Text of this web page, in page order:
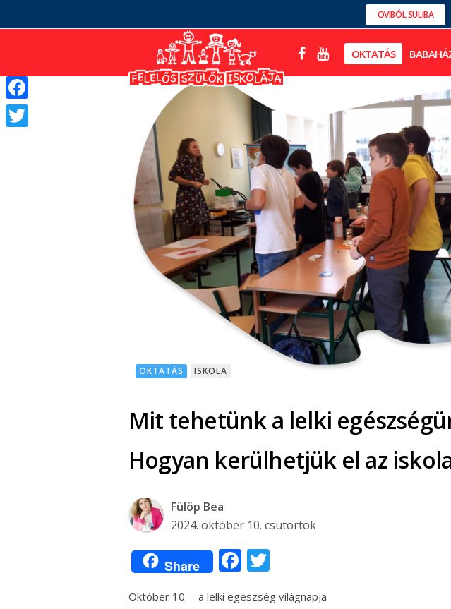
OVIBÓL SULIBA
OKTATÁS
OKTATÁS ISKOLA
Mit tehetünk a lelki
Hogyan kerülhetjük el az
Fülöp Bea
2024. október 10. csütörtök
Share Facebook
Október 10. – a lelki egészség világnapja
Facebook